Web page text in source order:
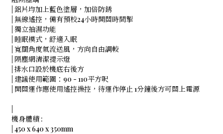
| 鋁片均加上藍色塗層，加倍防銹
| 無線遙控，備有預校24小時開關時間掣
| 獨立抽濕功能
| 睡眠模式，舒適入眠
| 寬闊角度氣流送風，方向自由調較
| 隔塵網清潔提示燈
| 排水口設於機底右後方
| 建議使用範圍：90 - 110平方呎
| 開關運作應使用遙控操控，待運作停止 1分鐘後方可關上電源
機身體積 :
| 450 x 640 x 350mm